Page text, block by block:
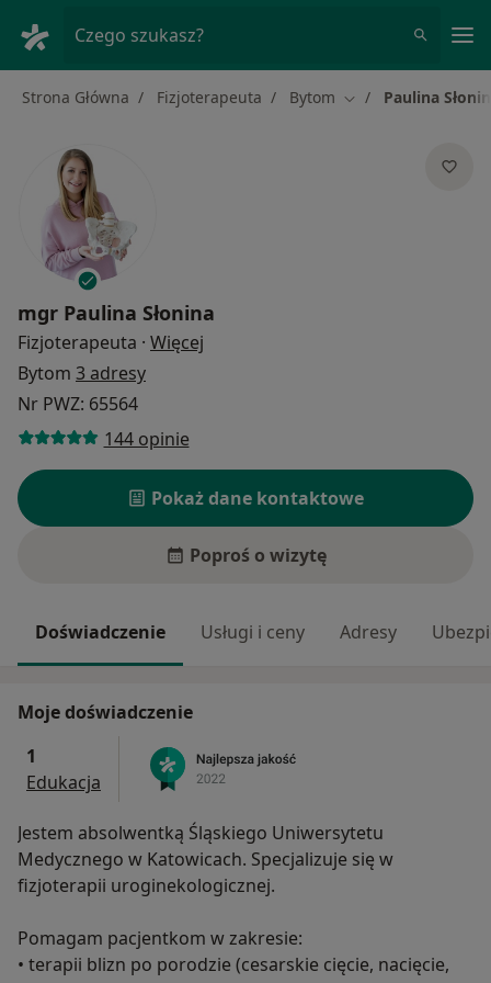
Czego szukasz?
Strona Główna Fizjoterapeuta Bytom Zmień miasto
Paulina
mgr Paulina Słonina
Fizjoterapeuta · Więcej
Bytom 3 adresy
Nr PWZ: 65564
144 opinie
Pokaż dane kontaktowe
Poproś o wizytę
Doświadczenie Usługi i ceny Adresy
Moje doświadczenie
1
Edukacja
Jestem absolwentką Śląskiego Uniwersytetu
Medycznego w Katowicach. Specjalizuje się w
fizjoterapii uroginekologicznej.
Pomagam pacjentkom w zakresie:
• terapii blizn po porodzie (cesarskie cięcie, nacięcie,